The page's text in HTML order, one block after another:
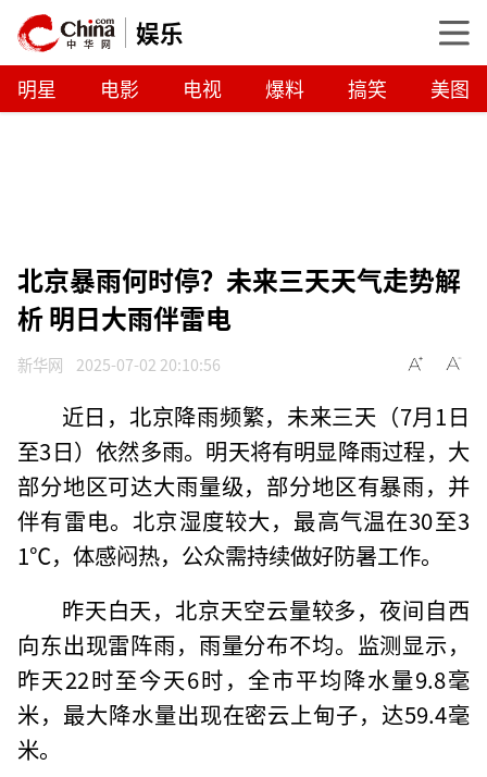
娱乐
明星 电影 电视 爆料 搞笑 美图
北京暴雨何时停？未来三天天气走势解
析 明日大雨伴雷电
新华网 2025-07-02 20:10:56
近日，北京降雨频繁，未来三天（7月1日
至3日）依然多雨。明天将有明显降雨过程，大
部分地区可达大雨量级，部分地区有暴雨，并
伴有雷电。北京湿度较大，最高气温在30至3
1℃，体感闷热，公众需持续做好防暑工作。
昨天白天，北京天空云量较多，夜间自西
向东出现雷阵雨，雨量分布不均。监测显示，
昨天22时至今天6时，全市平均降水量9.8毫
米，最大降水量出现在密云上甸子，达59.4毫
米。